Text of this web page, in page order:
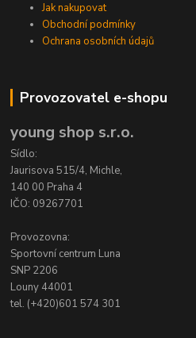
Jak nakupovat
Obchodní podmínky
Ochrana osobních údajů
Provozovatel e-shopu
young shop s.r.o.
Sídlo:
Jaurisova 515/4, Michle,
140 00 Praha 4
IČO: 09267701
Provozovna:
Sportovní centrum Luna
SNP 2206
Louny 44001
tel. (+420)601 574 301